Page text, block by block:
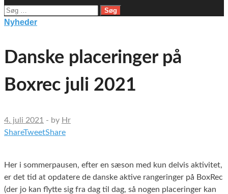
Søg
efter:
Nyheder
Danske placeringer på
Boxrec juli 2021
4. juli 2021 - by Hr
ShareTweetShare
Her i sommerpausen, efter en sæson med kun delvis aktivitet,
er det tid at opdatere de danske aktive rangeringer på BoxRec
(der jo kan flytte sig fra dag til dag, så nogen placeringer kan